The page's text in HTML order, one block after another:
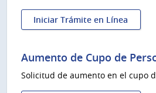
Iniciar Trámite en Línea
:
Jurada
empresas
usuarias
Aumento de Cupo de
Solicitud de aumento en el cupo